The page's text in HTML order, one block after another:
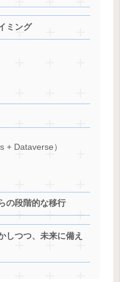
ミング
+ Dataverse）
の段階的な移行
しつつ、未来に備え